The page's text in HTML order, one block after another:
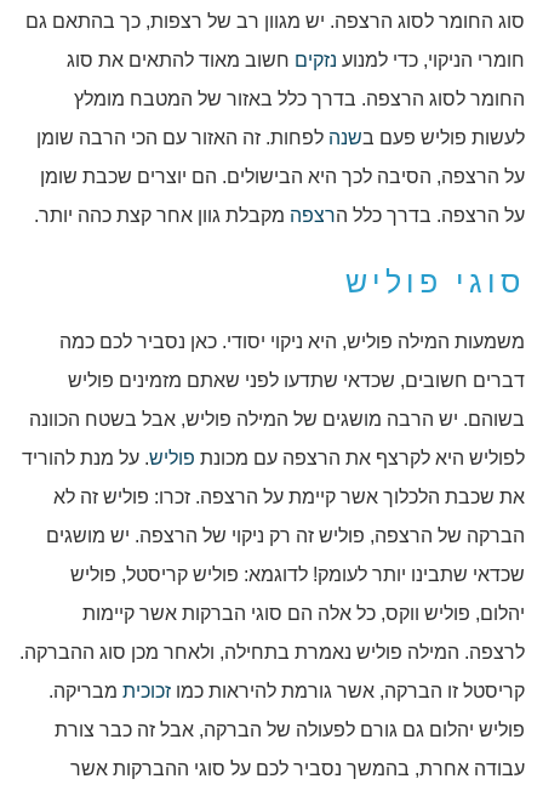
סוג החומר לסוג הרצפה. יש מגוון רב של רצפות, כך בהתאם גם
חומרי הניקוי, כדי למנוע נזקים חשוב מאוד להתאים את סוג
החומר לסוג הרצפה. בדרך כלל באזור של המטבח מומלץ
לעשות פוליש פעם בשנה לפחות. זה האזור עם הכי הרבה שומן
על הרצפה, הסיבה לכך היא הבישולים. הם יוצרים שכבת שומן
על הרצפה. בדרך כלל הרצפה מקבלת גוון אחר קצת כהה יותר.
סוגי פוליש
משמעות המילה פוליש, היא ניקוי יסודי. כאן נסביר לכם כמה
דברים חשובים, שכדאי שתדעו לפני שאתם מזמינים פוליש
בשוהם. יש הרבה מושגים של המילה פוליש, אבל בשטח הכוונה
לפוליש היא לקרצף את הרצפה עם מכונת פוליש. על מנת להוריד
את שכבת הלכלוך אשר קיימת על הרצפה. זכרו: פוליש זה לא
הברקה של הרצפה, פוליש זה רק ניקוי של הרצפה. יש מושגים
שכדאי שתבינו יותר לעומק! לדוגמא: פוליש קריסטל, פוליש
יהלום, פוליש ווקס, כל אלה הם סוגי הברקות אשר קיימות
לרצפה. המילה פוליש נאמרת בתחילה, ולאחר מכן סוג ההברקה.
קריסטל זו הברקה, אשר גורמת להיראות כמו זכוכית מבריקה.
פוליש יהלום גם גורם לפעולה של הברקה, אבל זה כבר צורת
עבודה אחרת, בהמשך נסביר לכם על סוגי ההברקות אשר